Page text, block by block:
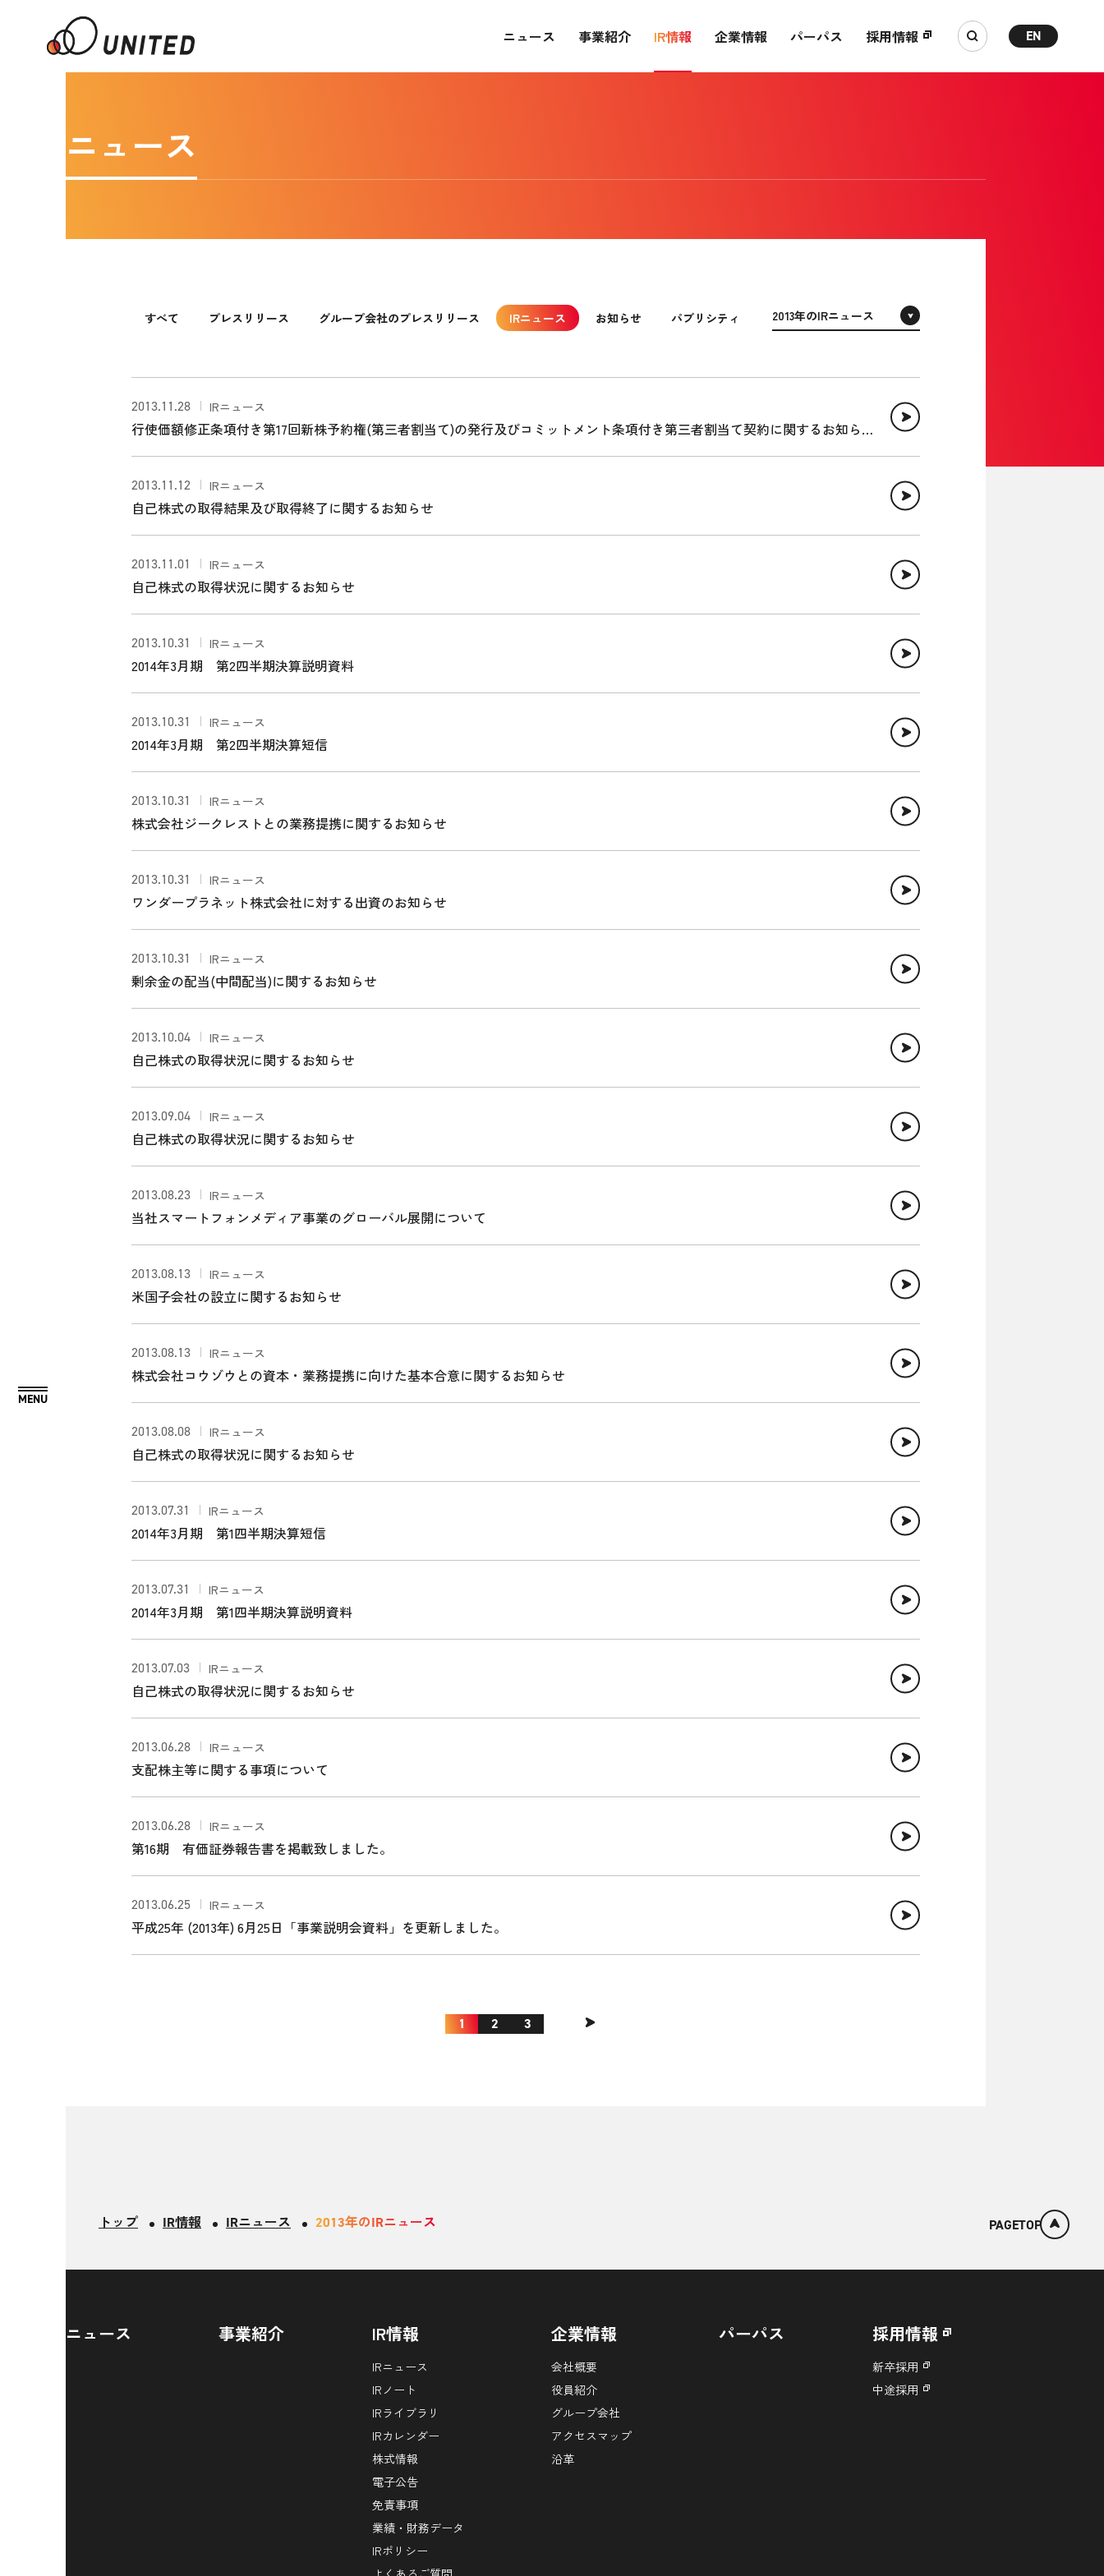
ニュース 事業紹介 IR情報 企業情報 パーパス 採用情報 EN
ニュース
すべて プレスリリース グループ会社のプレスリリース IRニュース お知らせ パブリシティ
2013.11.28 IRニュース
行使価額修正条項付き第17回新株予約権(第三者割当て)の発行及びコミットメント条項付き第三者割当て契約に関するお知ら
2013.11.12 IRニュース
自己株式の取得結果及び取得終了に関するお知らせ
2013.11.01 IRニュース
自己株式の取得状況に関するお知らせ
2013.10.31 IRニュース
2014年3月期 第2四半期決算説明資料
2013.10.31 IRニュース
2014年3月期 第2四半期決算短信
2013.10.31 IRニュース
株式会社ジークレストとの業務提携に関するお知らせ
2013.10.31 IRニュース
ワンダープラネット株式会社に対する出資のお知らせ
2013.10.31 IRニュース
剰余金の配当(中間配当)に関するお知らせ
2013.10.04 IRニュース
自己株式の取得状況に関するお知らせ
2013.09.04 IRニュース
自己株式の取得状況に関するお知らせ
2013.08.23 IRニュース
当社スマートフォンメディア事業のグローバル展開について
2013.08.13 IRニュース
米国子会社の設立に関するお知らせ
2013.08.13 IRニュース
株式会社コウゾウとの資本・業務提携に向けた基本合意に関するお知らせ
2013.08.08 IRニュース
自己株式の取得状況に関するお知らせ
2013.07.31 IRニュース
2014年3月期 第1四半期決算短信
2013.07.31 IRニュース
2014年3月期 第1四半期決算説明資料
2013.07.03 IRニュース
自己株式の取得状況に関するお知らせ
2013.06.28 IRニュース
支配株主等に関する事項について
2013.06.28 IRニュース
第16期 有価証券報告書を掲載致しました。
2013.06.25 IRニュース
平成25年 (2013年) 6月25日「事業説明会資料」を更新しました。
1 2 3
トップ IR情報 IRニュース 2013年のIRニュース PAGETOP
ニュース 事業紹介 IR情報
IRニュース
IRノート
IRライブラリ
IRカレンダー
株式情報
電子公告
免責事項
業績・財務データ
IRポリシー
企業情報
会社概要
役員紹介
グループ会社
アクセスマップ
沿革
パーパス 採用情報
新卒採用
中途採用